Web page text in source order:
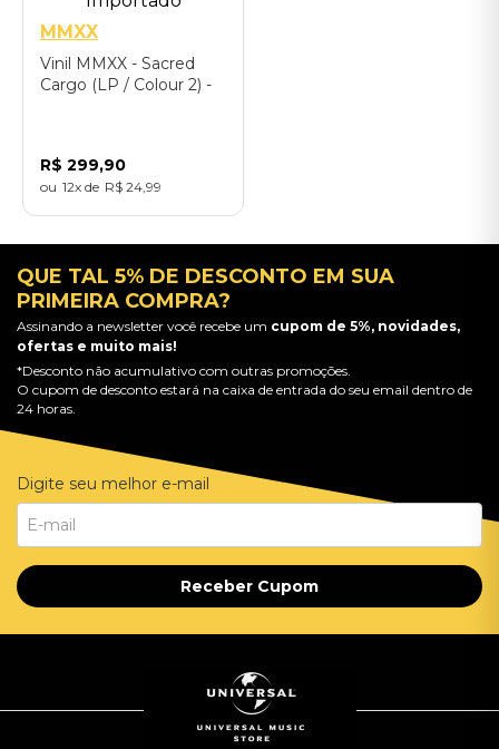
MMXX
Vinil MMXX - Sacred
Cargo (LP / Colour 2) -
R$ 299,90
12 R$ 24 99
QUE TAL 5% DE DESCONTO EM SUA
PRIMEIRA COMPRA?
Assinando a newsletter você recebe um cupom de 5%, novidades,
ofertas e muito mais!
*Desconto não acumulativo com outras promoções.
O cupom de desconto estará na caixa de entrada do seu email dentro de
24 horas.
Digite seu melhor e-mail
Receber Cupom